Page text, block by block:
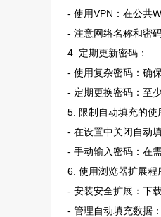
- 使用VPN：在公共
- 注意网络名称和密
4. 定期更新密码：
- 使用复杂密码：确
- 定期更换密码：至
5. 限制自动填充的使
- 在设置中关闭自动
- 手动输入密码：在
6. 使用浏览器扩展程
- 安装安全扩展：下
- 管理自动填充数据